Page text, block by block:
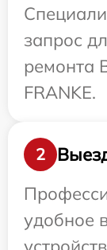
запрос
ремонта
FRANKE.
2
удобное